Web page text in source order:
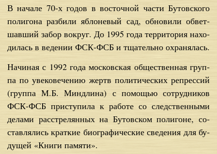
В на­ча­ле 70-х го­дов в во­сточ­ной ча­сти Бу­тов­ско­го
по­ли­го­на раз­би­ли яб­ло­не­вый сад, об­но­ви­ли об­вет­
шав­ший за­бор во­круг. До 1995 го­да тер­ри­то­рия на­хо­
ди­лась в ве­де­нии ФСК-ФСБ и тща­тель­но охра­ня­лась.
На­чи­ная с 1992 го­да мос­ков­ская об­ще­ствен­ная груп­
па по уве­ко­ве­че­нию жертв по­ли­ти­че­ских ре­прес­сий
(груп­па М.Б. Миндли­на) с по­мо­щью со­труд­ни­ков
ФСК-ФСБ при­сту­пи­ла к ра­бо­те со след­ствен­ны­ми
де­ла­ми рас­стре­лян­ных на Бу­тов­ском по­ли­гоне, со­
став­ля­лись крат­кие био­гра­фи­че­ские све­де­ния для бу­
ду­щей «Кни­ги па­мя­ти».